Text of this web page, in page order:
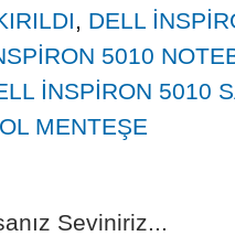
, DELL
5010
İNSPİRON 5010
MENTEŞE
Seviniriz...